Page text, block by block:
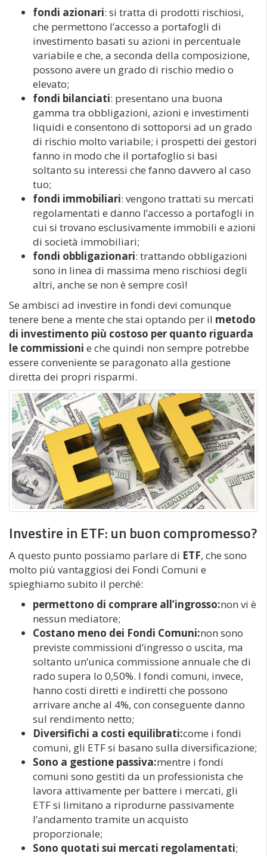
fondi azionari: si tratta di prodotti rischiosi,
che permettono l’accesso a portafogli di
investimento basati su azioni in percentuale
variabile e che, a seconda della composizione,
possono avere un grado di rischio medio o
elevato;
fondi bilanciati: presentano una buona
gamma tra obbligazioni, azioni e investimenti
liquidi e consentono di sottoporsi ad un grado
di rischio molto variabile; i prospetti dei gestori
fanno in modo che il portafoglio si basi
soltanto su interessi che fanno davvero al caso
tuo;
fondi immobiliari: vengono trattati su mercati
regolamentati e danno l’accesso a portafogli in
cui si trovano esclusivamente immobili e azioni
di società immobiliari;
fondi obbligazionari: trattando obbligazioni
sono in linea di massima meno rischiosi degli
altri, anche se non è sempre così!
Se ambisci ad investire in fondi devi comunque
tenere bene a mente che stai optando per il metodo
di investimento più costoso per quanto riguarda
le commissioni e che quindi non sempre potrebbe
essere conveniente se paragonato alla gestione
diretta dei propri risparmi.
Investire in ETF:un buon compromesso?
A questo punto possiamo parlare di ETF, che sono
molto più vantaggiosi dei Fondi Comuni e
spieghiamo subito il perché:
permettono di comprare all’ingrosso:non vi è
nessun mediatore;
Costano meno dei Fondi Comuni:non sono
previste commissioni d’ingresso o uscita, ma
soltanto un’unica commissione annuale che di
rado supera lo 0,50%. I fondi comuni, invece,
hanno costi diretti e indiretti che possono
arrivare anche al 4%, con conseguente danno
sul rendimento netto;
Diversifichi a costi equilibrati:come i fondi
comuni, gli ETF si basano sulla diversificazione;
Sono a gestione passiva:mentre i fondi
comuni sono gestiti da un professionista che
lavora attivamente per battere i mercati, gli
ETF si limitano a riprodurne passivamente
l’andamento tramite un acquisto
proporzionale;
Sono quotati sui mercati regolamentati;